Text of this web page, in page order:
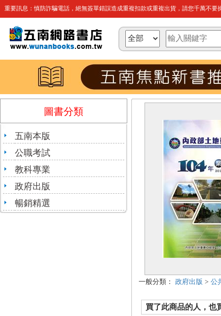
重要訊息：慎防詐騙電話，絕無簽單錯誤造成重複扣款或重複出貨，請您千萬不要
圖書分類
五南本版
公職考試
教科專業
政府出版
暢銷精選
一般分類： 政府出版 > 公
買了此商品的人，也